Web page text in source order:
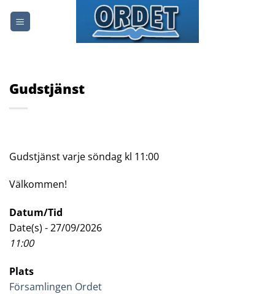
Gudstjänst
Gudstjänst varje söndag kl 11:00
Välkommen!
Datum/Tid
Date(s) - 27/09/2026
11:00
Plats
Församlingen Ordet